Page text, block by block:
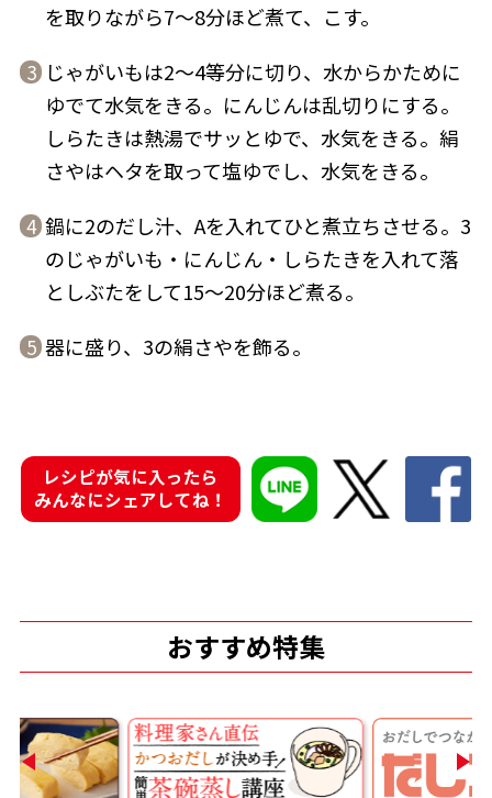
だしパック
だしパック
を取りながら7〜8分ほど煮て、こす。
3 じゃがいもは2〜4等分に切り、水からかために
ゆでて水気をきる。にんじんは乱切りにする。
しらたきは熱湯でサッとゆで、水気をきる。絹
さやはヘタを取って塩ゆでし、水気をきる。
4 鍋に2のだし汁、Aを入れてひと煮立ちさせる。3
のじゃがいも・にんじん・しらたきを入れて落
としぶたをして15〜20分ほど煮る。
5 器に盛り、3の絹さやを飾る。
レシピが気に入ったら
みんなにシェアしてね！
おすすめ特集